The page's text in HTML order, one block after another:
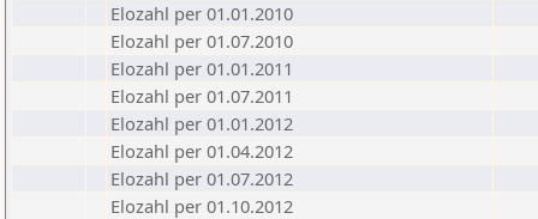
Elozahl per 01.01.2010
Elozahl per 01.07.2010
Elozahl per 01.01.2011
Elozahl per 01.07.2011
Elozahl per 01.01.2012
Elozahl per 01.04.2012
Elozahl per 01.07.2012
Elozahl per 01.10.2012